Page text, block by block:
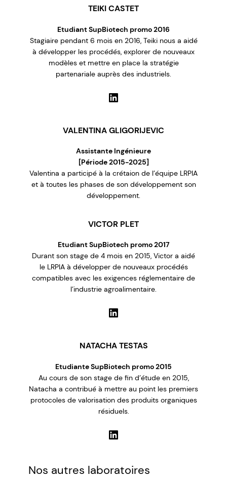
TEIKI CASTET
Etudiant SupBiotech promo 2016
Stagiaire pendant 6 mois en 2016, Teiki nous a aidé
à développer les procédés, explorer de nouveaux
modèles et mettre en place la stratégie
partenariale auprès des industriels.
LinkedIn
VALENTINA GLIGORIJEVIC
Assistante Ingénieure
[Période 2015-2025]
Valentina a participé à la crétaion de l’équipe LRPIA
et à toutes les phases de son développement son
développement.
VICTOR PLET
Etudiant SupBiotech promo 2017
Durant son stage de 4 mois en 2015, Victor a aidé
le LRPIA à développer de nouveaux procédés
compatibles avec les exigences réglementaire de
l’industrie agroalimentaire.
LinkedIn
NATACHA TESTAS
Etudiante SupBiotech promo 2015
Au cours de son stage de fin d’étude en 2015,
Natacha a contribué à mettre au point les premiers
protocoles de valorisation des produits organiques
résiduels.
LinkedIn
Nos autres laboratoires